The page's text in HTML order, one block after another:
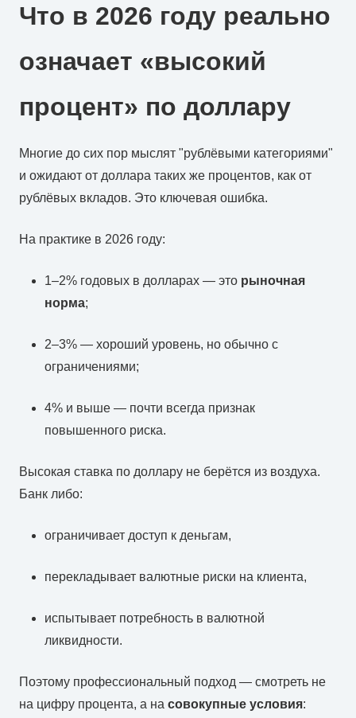
Что в 2026 году реально
означает «высокий
процент» по доллару
Многие до сих пор мыслят "рублёвыми категориями"
и ожидают от доллара таких же процентов, как от
рублёвых вкладов. Это ключевая ошибка.
На практике в 2026 году:
1–2% годовых в долларах — это рыночная
норма;
2–3% — хороший уровень, но обычно с
ограничениями;
4% и выше — почти всегда признак
повышенного риска.
Высокая ставка по доллару не берётся из воздуха.
Банк либо:
ограничивает доступ к деньгам,
перекладывает валютные риски на клиента,
испытывает потребность в валютной
ликвидности.
Поэтому профессиональный подход — смотреть не
на цифру процента, а на совокупные условия: